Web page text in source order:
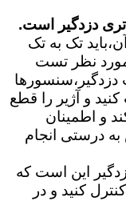
دزدگیر است.
تک به تک
مورد نظر تست
و آژیر را قطع
و اطمینان
درستی انجام
این است که
کنید و در